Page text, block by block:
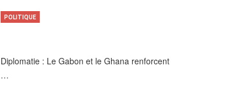
Diplomatie : Le Gabon et le Ghana renforcent
…
POLITIQUE